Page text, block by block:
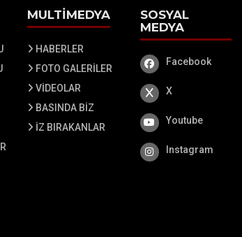
MULTİMEDYA
HABERLER
FOTO GALERİLER
VİDEOLAR
BASINDA BİZ
İZ BIRAKANLAR
SOSYAL
MEDYA
Facebook
Facebook
X
X
Youtube
Youtube
Instagram
Instagram